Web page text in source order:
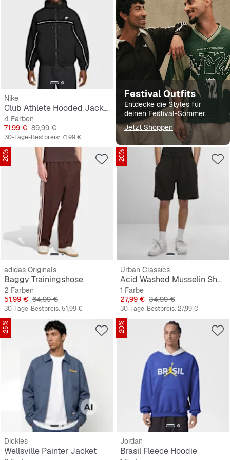
Festival Outfits
Entdecke die Styles für
deinen Festival-Sommer.
Jetzt Shoppen
Nike
Club Athlete Hooded Jacket
4 Farben
Preis
71,99 € Originalpreis
89,99 €
30-Tage-Bestpreis:71,99 €
-20%
adidas Originals
Baggy Trainingshose
2 Farben
Preis
51,99 € Originalpreis
64,99 €
30-Tage-Bestpreis: 51,99 €
-20%
Urban Classics
Acid Washed Musselin Shorts
1 Farbe
Preis
27,99 € Originalpreis
34,99 €
30-Tage-Bestpreis:27,99 €
-25%
Dickies
Wellsville Painter Jacket
-20%
Jordan
Brasil Fleece Hoodie